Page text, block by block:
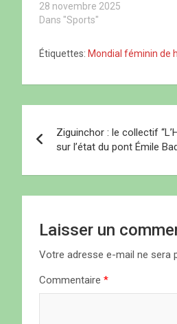
v
r
e
n
o
v
e
l
l
e
ê
e
)
u
n
e
u
f
ê
t
r
v
n
o
v
e
l
l
e
ê
e
)
s
u
l
l
e
n
t
)
28 novembre 2025
Dans "Sports"
Étiquettes: Mondial féminin de
v
i
Ziguinchor : le collectif
sur l’état du pont Émile
Laisser un
Votre adresse e-mail ne sera
Commentaire *